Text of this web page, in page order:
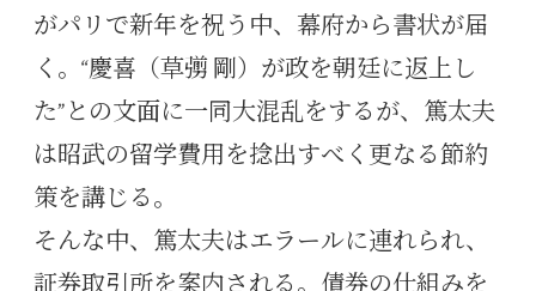
がパリで新年を祝う中、幕府から書状が届
く。“慶喜（草彅 剛）が政を朝廷に返上し
た”との文面に一同大混乱をするが、篤太夫
は昭武の留学費用を捻出すべく更なる節約
策を講じる。
そんな中、篤太夫はエラールに連れられ、
証券取引所を案内される。債券の仕組みを